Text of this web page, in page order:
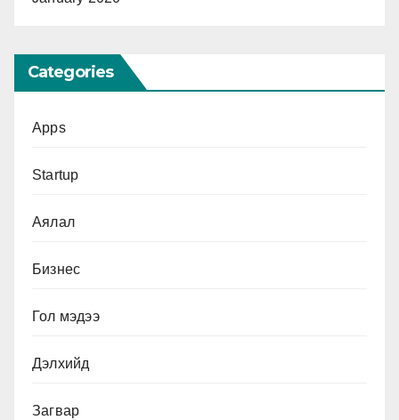
Categories
Apps
Startup
Аялал
Бизнес
Гол мэдээ
Дэлхийд
Загвар